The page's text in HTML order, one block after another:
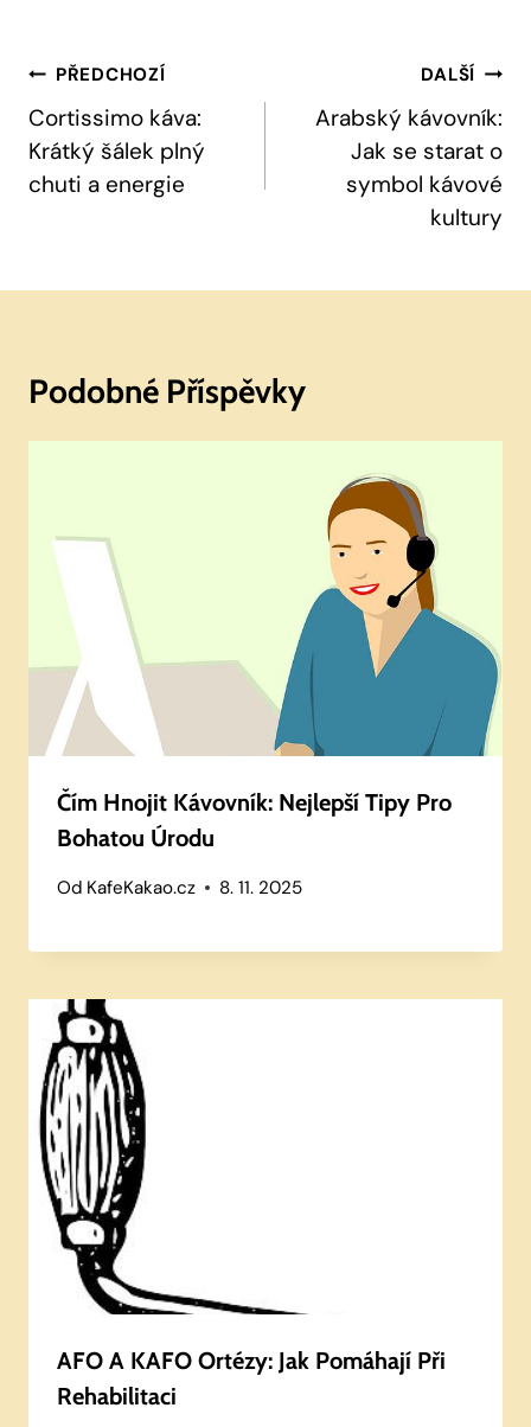
Navigace
Pro
Příspěvek
PŘEDCHOZÍ
Cortissimo káva:
Krátký šálek plný
chuti a energie
DALŠÍ
Arabský kávovník:
Jak se starat o
symbol kávové
kultury
Podobné Příspěvky
Čím Hnojit Kávovník: Nejlepší Tipy Pro
Bohatou Úrodu
Od KafeKakao.cz 8. 11. 2025
AFO A KAFO Ortézy: Jak Pomáhají Při
Rehabilitaci